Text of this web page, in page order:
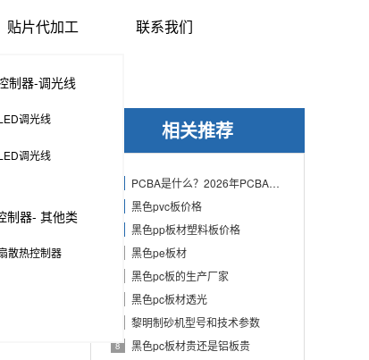
制器-调光线
调光线
调光线
制器- 其他类
散热控制器
贴片代加工 联系我们
相关推荐
PCBA是什么？2026年PCBA制造与代工指南：专业方案、流程与应用
黑色pvc板价格
黑色pp板材塑料板价格
黑色pe板材
黑色pc板的生产厂家
黑色pc板材透光
黎明制砂机型号和技术参数
8 黑色pc板材贵还是铝板贵
者的理想